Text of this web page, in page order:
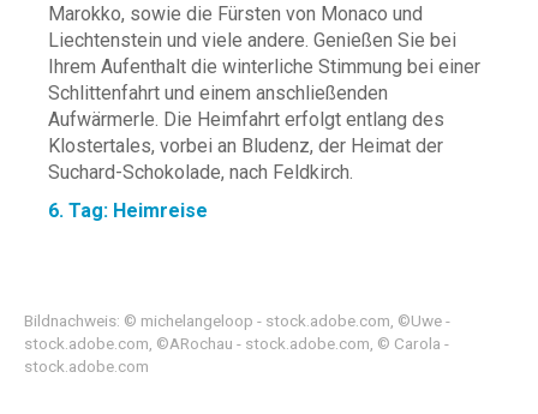
Marokko, sowie die Fürsten von Monaco und
Liechtenstein und viele andere. Genießen Sie bei
Ihrem Aufenthalt die winterliche Stimmung bei einer
Schlittenfahrt und einem anschließenden
Aufwärmerle. Die Heimfahrt erfolgt entlang des
Klostertales, vorbei an Bludenz, der Heimat der
Suchard-Schokolade, nach Feldkirch.
6. Tag: Heimreise
Bildnachweis: © michelangeloop - stock.adobe.com, ©Uwe -
stock.adobe.com, ©ARochau - stock.adobe.com, © Carola -
stock.adobe.com